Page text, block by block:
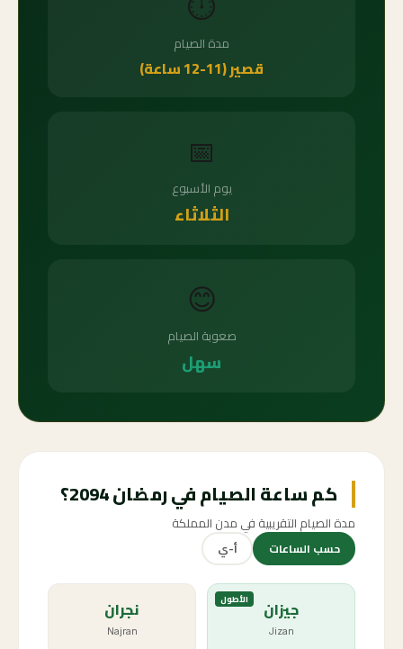
مدة الصيام
قصير (11-12 ساعة)
📅
يوم الأسبوع
الثلاثاء
😊
صعوبة الصيام
سهل
كم ساعة الصيام في رمضان 2094؟
مدة الصيام التقريبية في مدن المملكة
حسب الساعات أ-ي
الأطول جيزان
Jizan
نجران
Najran